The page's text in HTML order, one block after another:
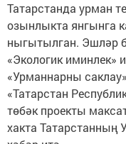
Татарстанда урман
озынлыкта янгынга
ныгытылган. Эшләр
«Экологик иминлек»
«Урманнарны
«Татарстан
төбәк проекты
хакта